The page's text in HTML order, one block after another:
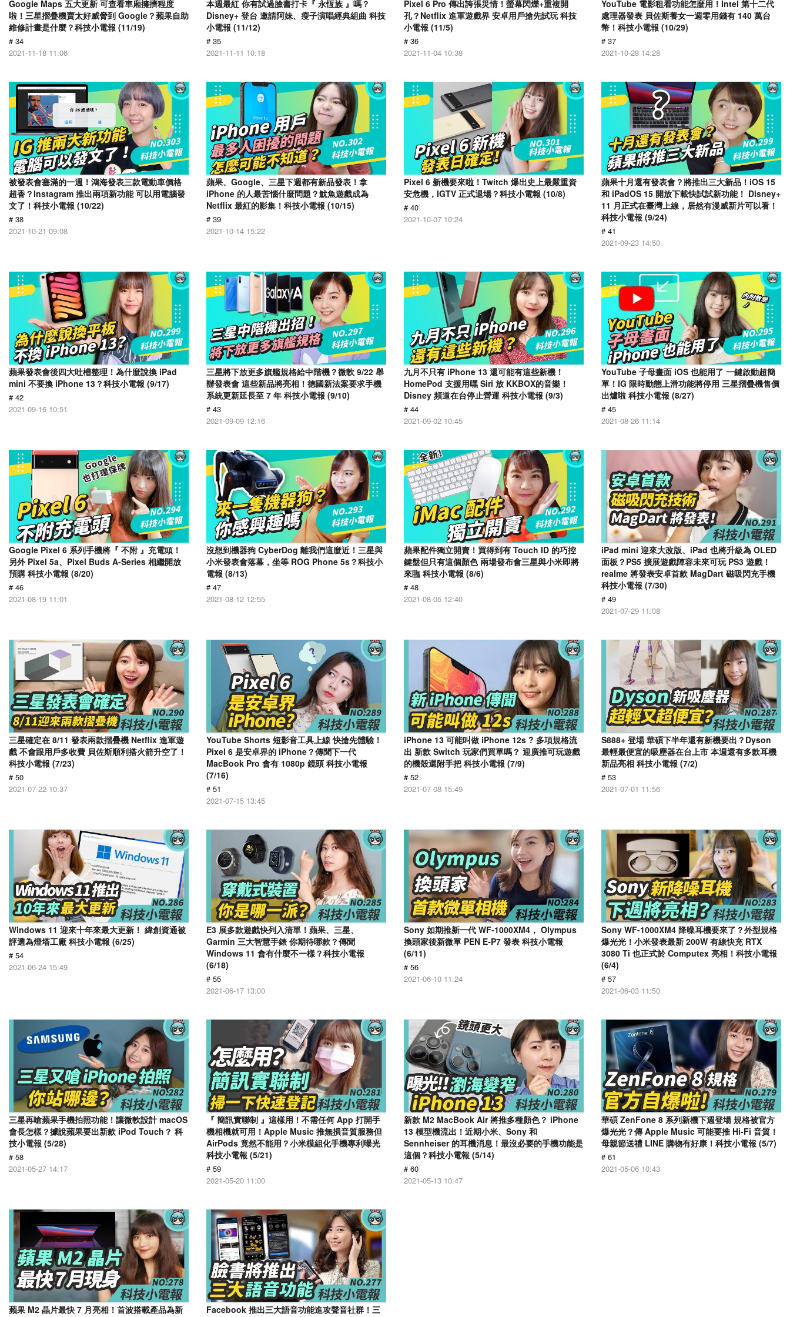
Google Maps 五大更新 可查看車廂擁擠程度
啦！三星摺疊機賣太好威脅到 Google？蘋果自助
維修計畫是什麼？科技小電報 (11/19)
# 34
2021-11-18 11:06
本週最紅 你有試過臉書打卡『 永恆族 』嗎？
Disney+ 登台 邀請阿妹、瘦子演唱經典組曲 科技
小電報 (11/12)
# 35
2021-11-11 10:18
Pixel 6 Pro 傳出誇張災情！螢幕閃爍+重複開
孔？Netflix 進軍遊戲界 安卓用戶搶先試玩 科技
小電報 (11/5)
# 36
2021-11-04 10:38
YouTube 電影租看功能怎麼用！Intel 第十二代
處理器發表 貝佐斯養女一週零用錢有 140 萬台
幣！科技小電報 (10/29)
# 37
2021-10-28 14:28
被發表會塞滿的一週！鴻海發表三款電動車價格
超香？Instagram 推出兩項新功能 可以用電腦發
文了！科技小電報 (10/22)
# 38
2021-10-21 09:08
蘋果、Google、三星下週都有新品發表！拿
iPhone 的人最苦惱什麼問題？魷魚遊戲成為
Netflix 最紅的影集！科技小電報 (10/15)
# 39
2021-10-14 15:22
Pixel 6 新機要來啦！Twitch 爆出史上最嚴重資
安危機，IGTV 正式退場？科技小電報 (10/8)
# 40
2021-10-07 10:24
蘋果十月還有發表會？將推出三大新品！iOS 15
和 iPadOS 15 開放下載快試試新功能！ Disney+
11 月正式在臺灣上線，居然有漫威新片可以看！
科技小電報 (9/24)
# 41
2021-09-23 14:50
蘋果發表會後四大吐槽整理！為什麼說換 iPad
mini 不要換 iPhone 13？科技小電報 (9/17)
# 42
2021-09-16 10:51
三星將下放更多旗艦規格給中階機？微軟 9/22 舉
辦發表會 這些新品將亮相！德國新法案要求手機
系統更新延長至 7 年 科技小電報 (9/10)
# 43
2021-09-09 12:16
九月不只有 iPhone 13 還可能有這些新機！
HomePod 支援用嘿 Siri 放 KKBOX的音樂！
Disney 頻道在台停止營運 科技小電報 (9/3)
# 44
2021-09-02 10:45
YouTube 子母畫面 iOS 也能用了 一鍵啟動超簡
單！IG 限時動態上滑功能將停用 三星摺疊機售價
出爐啦 科技小電報 (8/27)
# 45
2021-08-26 11:14
Google Pixel 6 系列手機將『 不附 』充電頭！
另外 Pixel 5a、Pixel Buds A-Series 相繼開放
預購 科技小電報 (8/20)
# 46
2021-08-19 11:01
沒想到機器狗 CyberDog 離我們這麼近！三星與
小米發表會落幕，坐等 ROG Phone 5s？科技小
電報 (8/13)
# 47
2021-08-12 12:55
蘋果配件獨立開賣！買得到有 Touch ID 的巧控
鍵盤但只有這個顏色 兩場發布會三星與小米即將
來臨 科技小電報 (8/6)
# 48
2021-08-05 12:40
iPad mini 迎來大改版、iPad 也將升級為 OLED
面板？PS5 擴展遊戲陣容未來可玩 PS3 遊戲！
realme 將發表安卓首款 MagDart 磁吸閃充手機
科技小電報 (7/30)
# 49
2021-07-29 11:08
三星確定在 8/11 發表兩款摺疊機 Netflix 進軍遊
戲 不會跟用戶多收費 貝佐斯順利搭火箭升空了！
科技小電報 (7/23)
# 50
2021-07-22 10:37
YouTube Shorts 短影音工具上線 快搶先體驗！
Pixel 6 是安卓界的 iPhone？傳聞下一代
MacBook Pro 會有 1080p 鏡頭 科技小電報
(7/16)
# 51
2021-07-15 13:45
iPhone 13 可能叫做 iPhone 12s ? 多項規格流
出 新款 Switch 玩家們買單嗎？ 迎廣推可玩遊戲
的機殼還附手把 科技小電報 (7/9)
# 52
2021-07-08 15:49
S888+ 登場 華碩下半年還有新機要出？Dyson
最輕最便宜的吸塵器在台上市 本週還有多款耳機
新品亮相 科技小電報 (7/2)
# 53
2021-07-01 11:56
Windows 11 迎來十年來最大更新！ 緯創資通被
評選為燈塔工廠 科技小電報 (6/25)
# 54
2021-06-24 15:49
E3 展多款遊戲快列入清單！蘋果、三星、
Garmin 三大智慧手錶 你期待哪款？傳聞
Windows 11 會有什麼不一樣？科技小電報
(6/18)
# 55
2021-06-17 13:00
Sony 如期推新一代 WF-1000XM4， Olympus
換頭家後新微單 PEN E-P7 發表 科技小電報
(6/11)
# 56
2021-06-10 11:24
Sony WF-1000XM4 降噪耳機要來了？外型規格
爆光光！小米發表最新 200W 有線快充 RTX
3080 Ti 也正式於 Computex 亮相！科技小電報
(6/4)
# 57
2021-06-03 11:50
三星再嗆蘋果手機拍照功能！讓微軟設計 macOS
會長怎樣？據說蘋果要出新款 iPod Touch？ 科
技小電報 (5/28)
# 58
2021-05-27 14:17
『 簡訊實聯制 』這樣用！不需任何 App 打開手
機相機就可用！Apple Music 推無損音質服務但
AirPods 竟然不能用？小米模組化手機專利曝光
科技小電報 (5/21)
# 59
2021-05-20 11:00
新款 M2 MacBook Air 將推多種顏色？ iPhone
13 模型機流出！近期小米、Sony 和
Sennheiser 的耳機消息！最沒必要的手機功能是
這個？科技小電報 (5/14)
# 60
2021-05-13 10:47
華碩 ZenFone 8 系列新機下週登場 規格被官方
爆光光？傳 Apple Music 可能要推 Hi-Fi 音質！
母親節送禮 LINE 購物有好康！科技小電報 (5/7)
# 61
2021-05-06 10:43
蘋果 M2 晶片最快 7 月亮相！首波搭載產品為新
Facebook 推出三大語音功能進攻聲音社群！三